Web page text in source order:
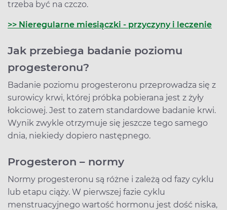
trzeba być na czczo.
>> Nieregularne miesiączki - przyczyny i leczenie
Jak przebiega badanie poziomu
progesteronu?
Badanie poziomu progesteronu przeprowadza się z
surowicy krwi, której próbka pobierana jest z żyły
łokciowej. Jest to zatem standardowe badanie krwi.
Wynik zwykle otrzymuje się jeszcze tego samego
dnia, niekiedy dopiero następnego.
Progesteron – normy
Normy progesteronu są różne i zależą od fazy cyklu
lub etapu ciąży. W pierwszej fazie cyklu
menstruacyjnego wartość hormonu jest dość niska,